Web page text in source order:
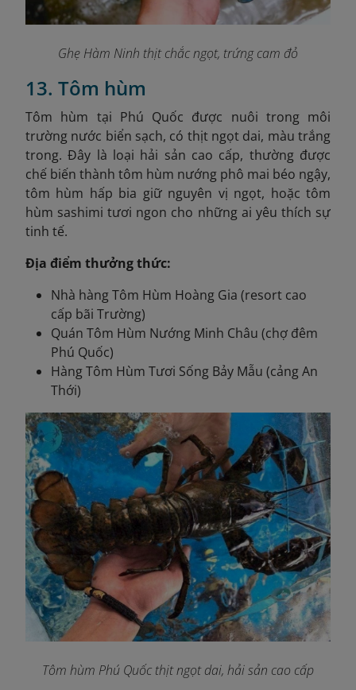
Ghẹ Hàm Ninh thịt chắc ngọt, trứng cam đỏ
13. Tôm hùm
Tôm hùm tại Phú Quốc được nuôi trong môi
trường nước biển sạch, có thịt ngọt dai, màu trắng
trong. Đây là loại hải sản cao cấp, thường được
chế biến thành tôm hùm nướng phô mai béo ngậy,
tôm hùm hấp bia giữ nguyên vị ngọt, hoặc tôm
hùm sashimi tươi ngon cho những ai yêu thích sự
tinh tế.
Địa điểm thưởng thức:
Nhà hàng Tôm Hùm Hoàng Gia (resort cao
cấp bãi Trường)
Quán Tôm Hùm Nướng Minh Châu (chợ đêm
Phú Quốc)
Hàng Tôm Hùm Tươi Sống Bảy Mẫu (cảng An
Thới)
Tôm hùm Phú Quốc thịt ngọt dai, hải sản cao cấp